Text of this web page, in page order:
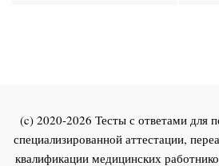
(c) 2020-2026 Тесты с ответами для
специализированной аттестации,
квалификации медицинских